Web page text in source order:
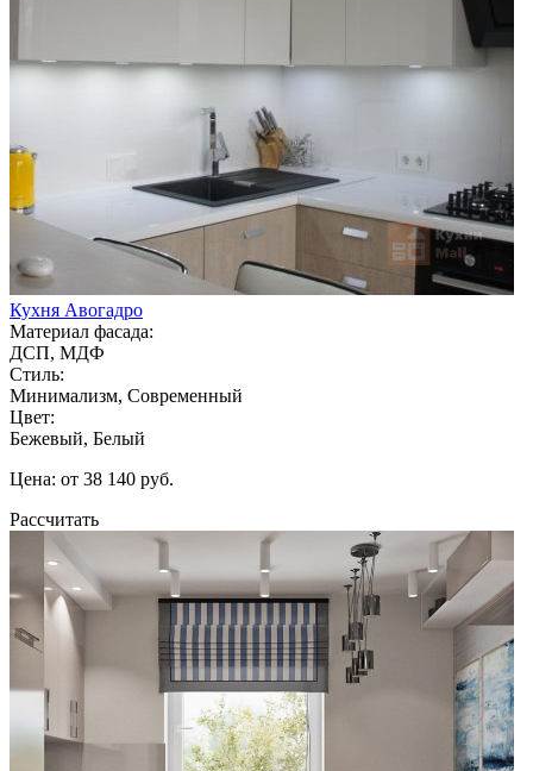
Кухня Авогадро
Материал фасада:
ДСП, МДФ
Стиль:
Минимализм, Современный
Цвет:
Бежевый, Белый
Цена: от 38 140 руб.
Рассчитать